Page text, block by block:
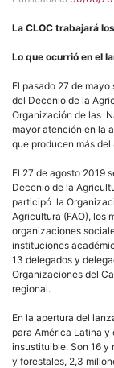
La CLOC trabajará
Lo que ocurrió en el
El pasado 27 de
del Decenio de la
Organización de las
mayor atención en la
que producen más
El 27 de agosto 2019
Decenio de la
participó la
Agricultura (FAO), los
organizaciones
instituciones
13 delegados y
Organizaciones del
regional.
En la apertura del
para América Latina
insustituible. Son 16 y
y forestales, 2,3